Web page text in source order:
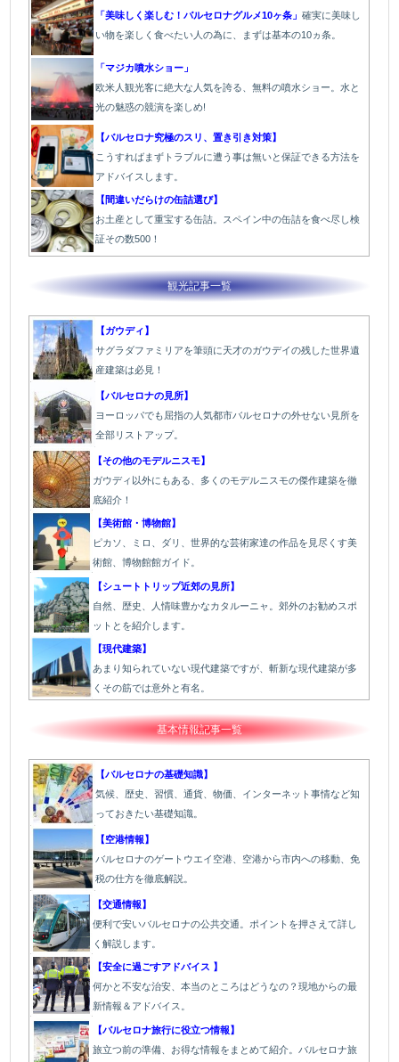
「美味しく楽しむ！バルセロナグルメ10ヶ条」確実に美味し
い物を楽しく食べたい人の為に、まずは基本の10ヵ条。
「マジカ噴水ショー」
欧米人観光客に絶大な人気を誇る、無料の噴水ショー。水と
光の魅惑の競演を楽しめ!
【バルセロナ究極のスリ、置き引き対策】
こうすればまずトラブルに遭う事は無いと保証できる方法を
アドバイスします。
【間違いだらけの缶詰選び】
お土産として重宝する缶詰。スペイン中の缶詰を食べ尽し検
証その数500！
観光記事一覧
【ガウディ】
サグラダファミリアを筆頭に天才のガウデイの残した世界遺
産建築は必見！
【バルセロナの見所】
ヨーロッパでも屈指の人気都市バルセロナの外せない見所を
全部リストアップ。
【その他のモデルニスモ】
ガウディ以外にもある、多くのモデルニスモの傑作建築を徹
底紹介！
【美術館・博物館】
ピカソ、ミロ、ダリ、世界的な芸術家達の作品を見尽くす美
術館、博物館館ガイド。
【シュートトリップ近郊の見所】
自然、歴史、人情味豊かなカタルーニャ。郊外のお勧めスポ
ットとを紹介します。
【現代建築】
あまり知られていない現代建築ですが、斬新な現代建築が多
くその筋では意外と有名。
基本情報記事一覧
【バルセロナの基礎知識】
気候、歴史、習慣、通貨、物価、インターネット事情など知
っておきたい基礎知識。
【空港情報】
バルセロナのゲートウエイ空港、空港から市内への移動、免
税の仕方を徹底解説。
【交通情報】
便利で安いバルセロナの公共交通。ポイントを押さえて詳し
く解説します。
【安全に過ごすアドバイス 】
何かと不安な治安、本当のところはどうなの？現地からの最
新情報＆アドバイス。
【バルセロナ旅行に役立つ情報】
旅立つ前の準備、お得な情報をまとめて紹介。バルセロナ旅